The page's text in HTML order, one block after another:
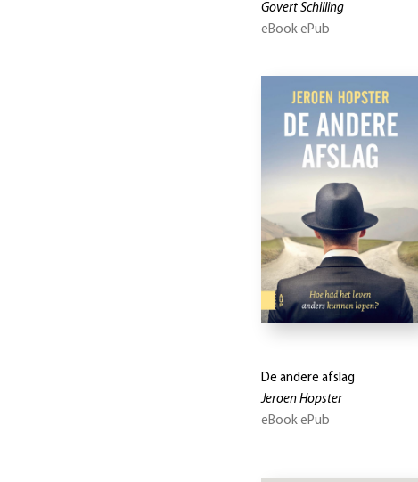
Govert Schilling
eBook ePub
De andere afslag
Jeroen Hopster
eBook ePub